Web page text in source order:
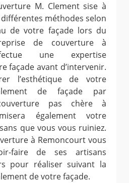
M. Clement sise à
méthodes selon
de votre façade lors du
de couverture à
une expertise
façade avant d’intervenir.
l’esthétique de votre
de façade par
pas chère à
également votre
que vous vous ruiniez.
à Remoncourt vous
faire de ses artisans
pour réaliser suivant la
de votre façade.